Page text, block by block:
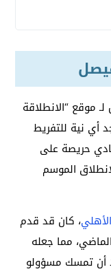
موقع “الانطلاقة
أي نية للتفريط
حريصة على
الموسم
، كان قد قدم
مما جعله
أن تمسك مسؤولو